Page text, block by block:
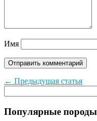
Имя
← Предыдущая статья
Популярные породы